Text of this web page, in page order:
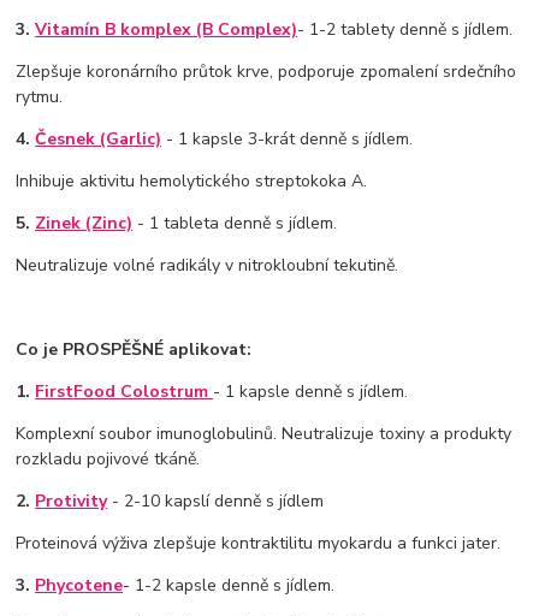
3.Vitamín B komplex (B Complex)- 1-2 tablety denně s jídlem.
Zlepšuje koronárního průtok krve, podporuje zpomalení srdečního
rytmu.
4.Česnek (Garlic) - 1 kapsle 3-krát denně s jídlem.
Inhibuje aktivitu hemolytického streptokoka A.
5. Zinek (Zinc) - 1 tableta denně s jídlem.
Neutralizuje volné radikály v nitrokloubní tekutině.
Co je PROSPĚŠNÉ aplikovat:
1. FirstFood Colostrum - 1 kapsle denně s jídlem.
Komplexní soubor imunoglobulinů. Neutralizuje toxiny a produkty
rozkladu pojivové tkáně.
2. Protivity- 2-10 kapslí denně s jídlem
Proteinová výživa zlepšuje kontraktilitu myokardu a funkci jater.
3. Phycotene- 1-2 kapsle denně s jídlem.